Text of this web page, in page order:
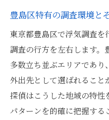
女性調査員の在籍
浮気調査成功のカギ
の効果的なアプローチ
最適な調査期間
調査員のチーム
浮気相手の行動
調査エリアの特
豊島区特有の調査環境と
東京都豊島区で浮気調査を
調査の行方を左右します。
多数立ち並ぶエリアであ
外出先として選ばれること
探偵はこうした地域の特
パターンを的確に把握する